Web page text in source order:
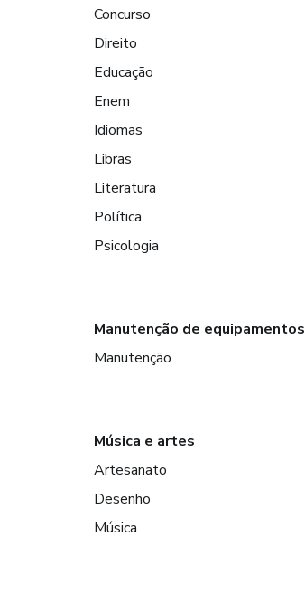
Concurso
Direito
Educação
Enem
Idiomas
Libras
Literatura
Política
Psicologia
Manutenção de equipamentos
Manutenção
Música e artes
Artesanato
Desenho
Música